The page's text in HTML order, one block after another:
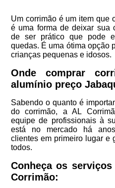
Um corrimão é um item que
é uma forma de deixar sua
de ser prático que pode
quedas. É uma ótima opção
crianças pequenas e idosos.
Onde comprar
alumínio preço
Sabendo o quanto é
do corrimão, a AL
equipe de profissionais à
está no mercado há
clientes em primeiro lugar e
todos.
Conheça os
Corrimão: